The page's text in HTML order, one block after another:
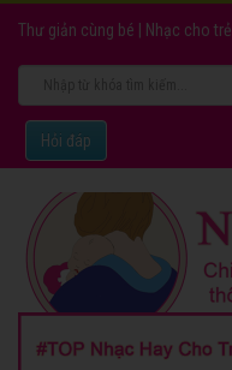
Thư giản cùng bé Nhạc cho trẻ
Hỏi đáp